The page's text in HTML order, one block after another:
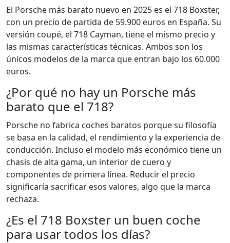
El Porsche más barato nuevo en 2025 es el 718 Boxster,
con un precio de partida de 59.900 euros en España. Su
versión coupé, el 718 Cayman, tiene el mismo precio y
las mismas características técnicas. Ambos son los
únicos modelos de la marca que entran bajo los 60.000
euros.
¿Por qué no hay un Porsche más
barato que el 718?
Porsche no fabrica coches baratos porque su filosofía
se basa en la calidad, el rendimiento y la experiencia de
conducción. Incluso el modelo más económico tiene un
chasis de alta gama, un interior de cuero y
componentes de primera línea. Reducir el precio
significaría sacrificar esos valores, algo que la marca
rechaza.
¿Es el 718 Boxster un buen coche
para usar todos los días?